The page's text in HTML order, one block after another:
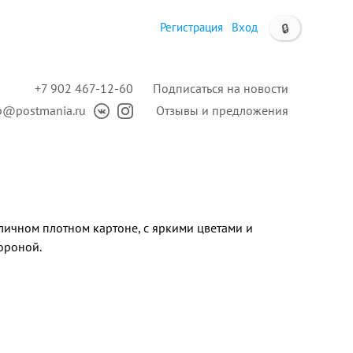
🔒
Регистрация Вход
Подписаться на новости
Отзывы и предложения
+7 902 467-12-60
плотном картоне, с яркими цветами и